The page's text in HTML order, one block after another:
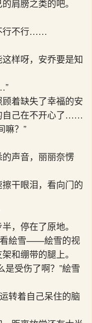
肩膀之类的吧。
行不行……
样呀，安乔要是知
着缺失了幸福的安
己在不开心了……
嘛？”
声音，丽丽奈愣
干眼泪，看向门的
，停在了原地。
絵雪——絵雪的视
和绷带的腿上。
是受伤了啊？”絵雪
转着自己呆住的脑